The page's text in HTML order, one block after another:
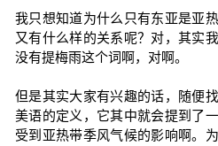
我只想知道为什么只有东亚是亚
又有什么样的关系呢？对，其实
没有提梅雨这个词啊，对啊。
但是其实大家有兴趣的话，随便
美语的定义，它其中就会提到了
受到亚热带季风气候的影响啊。